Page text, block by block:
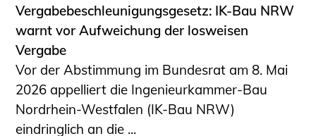
Vergabebeschleunigungsgesetz: IK-Bau NRW
warnt vor Aufweichung der losweisen
Vergabe
Vor der Abstimmung im Bundesrat am 8. Mai
2026 appelliert die Ingenieurkammer-Bau
Nordrhein-Westfalen (IK-Bau NRW)
eindringlich an die ...